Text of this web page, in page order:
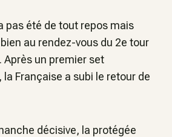
pas été de tout repos mais
au rendez-vous du 2e tour
Après un premier set
Française a subi le retour de
décisive, la protégée